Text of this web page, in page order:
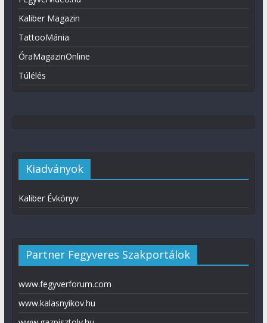
Kaliber Magazin
TattooMánia
ÓraMagazinOnline
Túlélés
Kiadványok
Kaliber Évkönyv
Partner Fegyveres Szakportálok
www.fegyverforum.com
www.kalasnyikov.hu